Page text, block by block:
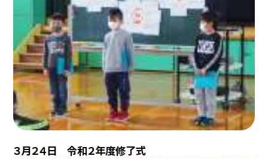
３月２４日 令和２年度修了式